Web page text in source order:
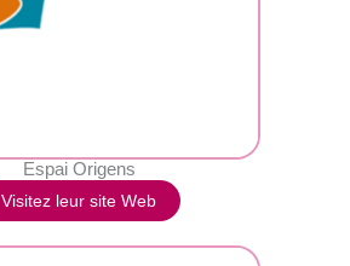
Espai Origens
Visitez leur site Web